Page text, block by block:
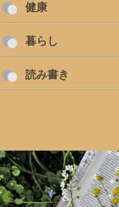
健康
暮らし
読み書き